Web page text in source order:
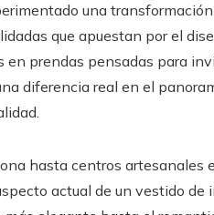
una
que apuestan por el
prendas pensadas para
diferencia real en el
hasta centros artesanales
actual de un vestido de